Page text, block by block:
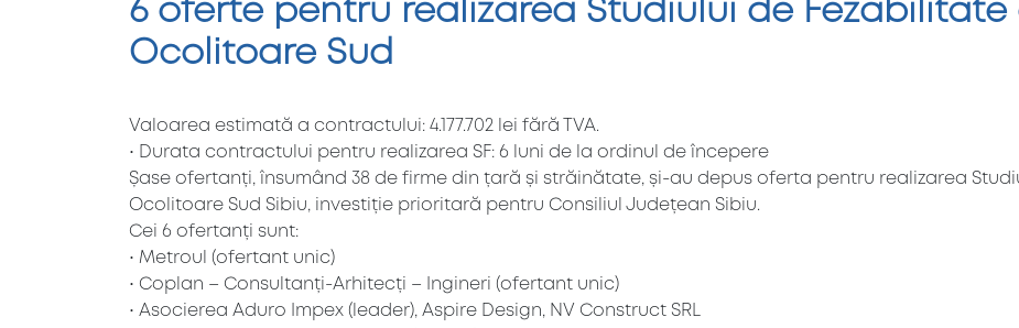
6 oferte pentru realizarea Studiului de Fezabilitate
Ocolitoare Sud
Valoarea estimată a contractului: 4.177.702 lei fără TVA.
• Durata contractului pentru realizarea SF: 6 luni de la ordinul de începere
Șase ofertanți, însumând 38 de firme din țară și străinătate, și-au depus oferta pentru realizarea
Ocolitoare Sud Sibiu, investiție prioritară pentru Consiliul Județean Sibiu.
Cei 6 ofertanți sunt:
• Metroul (ofertant unic)
• Coplan – Consultanți-Arhitecți – Ingineri (ofertant unic)
• Asocierea Aduro Impex (leader), Aspire Design, NV Construct SRL